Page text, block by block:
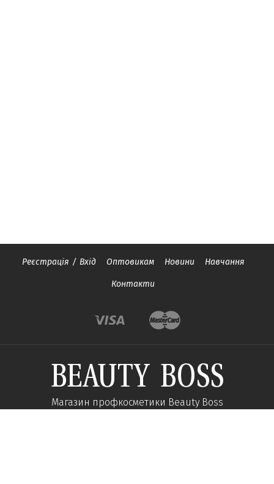
Реєстрація / Вхід Оптовикам Новини Навчання
Контакти
Магазин профкосметики Beauty Boss